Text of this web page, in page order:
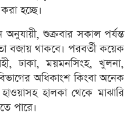
হচ্ছে।
শুক্রবার সকাল পর্যন্ত
বজায় থাকবে। পরবর্তী কয়েক
ঢাকা, ময়মনসিংহ, খুলনা,
অধিকাংশ কিংবা অনেক
হালকা থেকে মাঝারি
পারে।